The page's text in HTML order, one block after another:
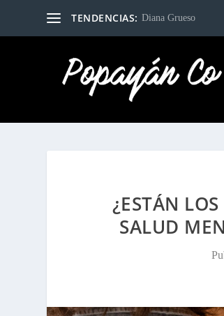
TENDENCIAS: Diana Grueso
¿ESTÁN
SALUD